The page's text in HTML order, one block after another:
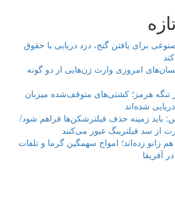
برای یافتن گنج، دزد دریایی با حقوق
امروزی وارث ژن‌هایی از دو گونه
تنگه هرمز؛ کشتی‌های متوقف‌شده میزبان
شده‌اند
باید زمینه حذف فیلترشکن‌ها فراهم شود/
از سد فیلترینگ عبور می‌کنند
زانو زده‌اند؛ امواج سهمگین گرما و تلفات
آفریقا